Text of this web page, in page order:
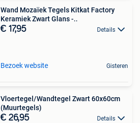
Wand Mozaïek Tegels Kitkat Factory
Keramiek Zwart Glans -..
€ 17,95 Details
Bezoek website Gisteren
Vloertegel/Wandtegel Zwart 60x60cm
(Muurtegels)
€ 26,95 Details